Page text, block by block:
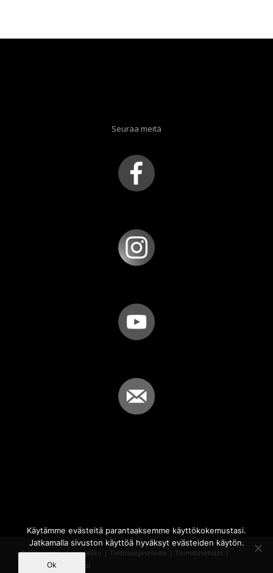
Seuraa meitä
© Copyright - Sammakko | Tietosuojaseloste | Toimitusehdot |
Powered by
iQWebbi
Käytämme evästeitä parantaaksemme käyttökokemustasi.
Jatkamalla sivuston käyttöä hyväksyt evästeiden käytön.
Ok